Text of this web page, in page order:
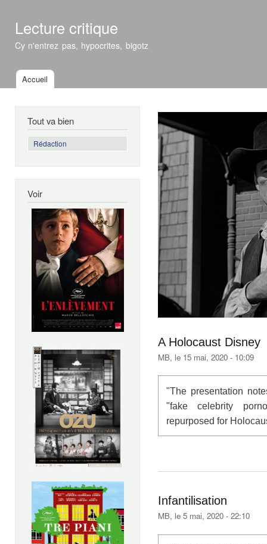
Lecture critique
Cy n'entrez pas, hypocrites, bigotz
Menu principal
Accueil
Tout va bien
Rédaction
Voir
A Holocaust Disney
MB, le 15 mai, 2020 - 10:09
"The presentation
"fake celebrity
repurposed for
Infantilisation
MB, le 5 mai, 2020 - 22:10